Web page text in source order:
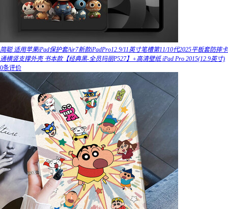
简聪 适用苹果iPad保护套Air7新款iPadPro12.9/11英寸笔槽第11/10代2025平板套防摔卡
通横竖支撑外壳 书本款【经典黑-全员玛丽P527】+高清壁纸 iPad Pro 2015(12.9英寸)
0条评价